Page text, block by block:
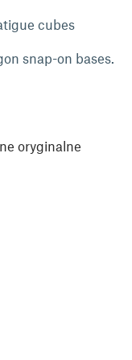
cubes
snap-on bases.
oryginalne